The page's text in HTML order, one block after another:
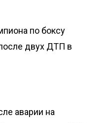
по боксу
двух ДТП в
аварии на